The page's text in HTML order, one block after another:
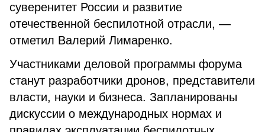
суверенитет России и развитие
отечественной беспилотной отрасли, —
отметил Валерий Лимаренко.
Участниками деловой программы форума
станут разработчики дронов, представители
власти, науки и бизнеса. Запланированы
дискуссии о международных нормах и